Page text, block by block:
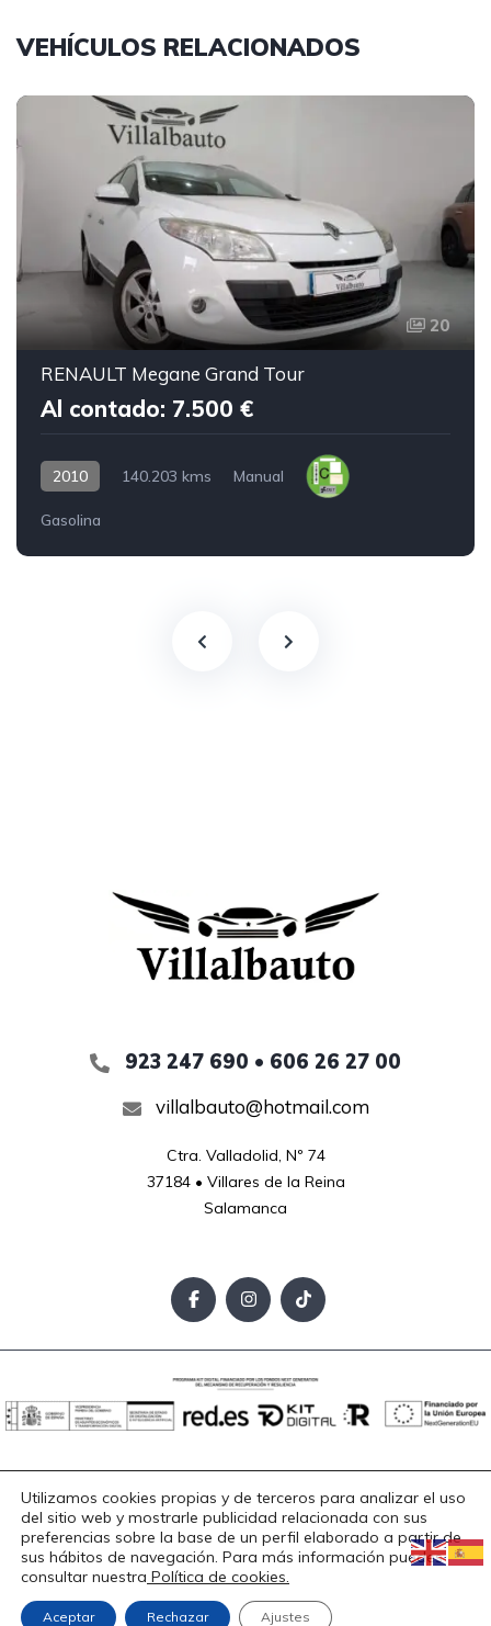
VEHÍCULOS RELACIONADOS
20
RENAULT Megane Grand Tour
Al contado: 7.500 €
2010 140.203 kms Manual
Gasolina
923 247 690 • 606 26 27 00
villalbauto@hotmail.com
Ctra. Valladolid, Nº 74
37184 • Villares de la Reina
Salamanca
Accesibilidad
Copyright © 2025. Todos los derechos reservados.
Diseño
Utilizamos cookies propias y de terceros para analizar el uso
del sitio web y mostrarle publicidad relacionada con sus
preferencias sobre la base de un perfil elaborado a partir de
sus hábitos de navegación. Para más información puedes
consultar nuestra Política de cookies.
Aceptar Rechazar Ajustes